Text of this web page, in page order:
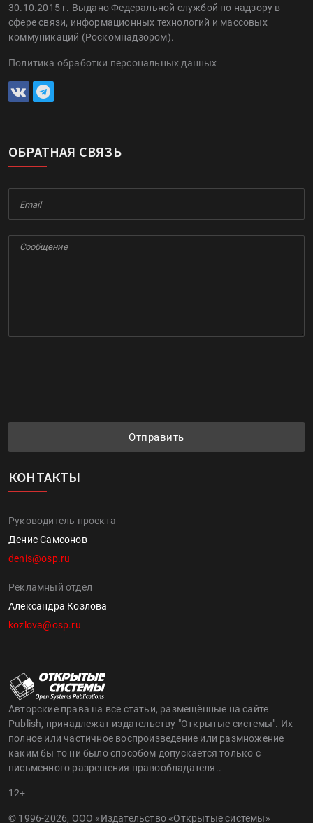
30.10.2015 г. Выдано Федеральной службой по надзору в
сфере связи, информационных технологий и массовых
коммуникаций (Роскомнадзором).
Политика обработки персональных данных
ОБРАТНАЯ СВЯЗЬ
Отправить
КОНТАКТЫ
Руководитель проекта
Денис Самсонов
denis@osp.ru
Рекламный отдел
Александра Козлова
kozlova@osp.ru
Авторские права на все статьи, размещённые на сайте
Publish, принадлежат издательству "Открытые системы". Их
полное или частичное воспроизведение или размножение
каким бы то ни было способом допускается только с
письменного разрешения правообладателя..
12+
© 1996-2026, ООО «Издательство «Открытые системы»